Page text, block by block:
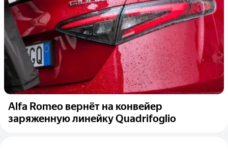
Alfa Romeo вернёт на конвейер
заряженную линейку Quadrifoglio